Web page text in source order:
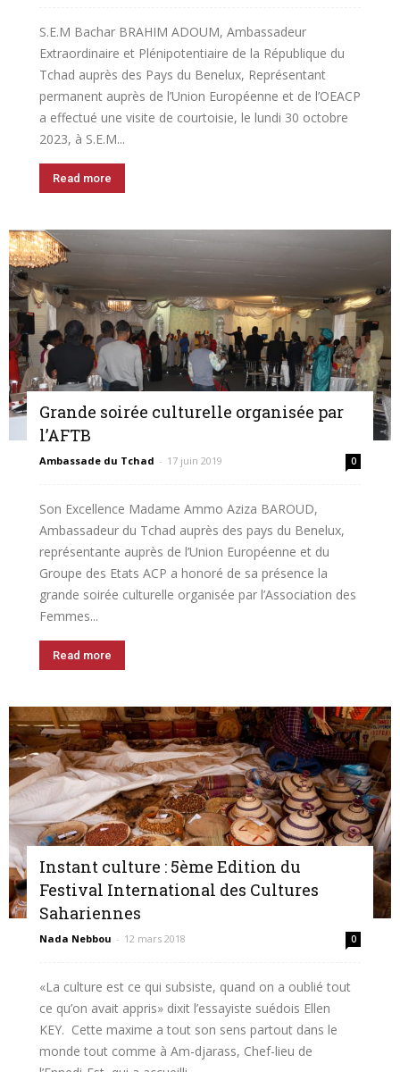
S.E.M Bachar BRAHIM ADOUM, Ambassadeur
Extraordinaire et Plénipotentiaire de la République du
Tchad auprès des Pays du Benelux, Représentant
permanent auprès de l’Union Européenne et de l’OEACP
a effectué une visite de courtoisie, le lundi 30 octobre
2023, à S.E.M...
Read more
Grande soirée culturelle organisée par
l’AFTB
Ambassade du Tchad - 17 juin 2019 0
Son Excellence Madame Ammo Aziza BAROUD,
Ambassadeur du Tchad auprès des pays du Benelux,
représentante auprès de l’Union Européenne et du
Groupe des Etats ACP a honoré de sa présence la
grande soirée culturelle organisée par l’Association des
Femmes...
Read more
Instant culture : 5ème Edition du
Festival International des Cultures
Sahariennes
Nada Nebbou - 12 mars 2018 0
«La culture est ce qui subsiste, quand on a oublié tout
ce qu’on avait appris» dixit l’essayiste suédois Ellen
KEY. Cette maxime a tout son sens partout dans le
monde tout comme à Am-djarass, Chef-lieu de